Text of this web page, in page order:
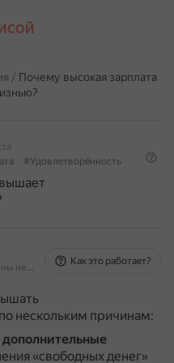
/ Почему высокая зарплата
#Удовлетворённость
На основе источников, возможны неточности
Как это работает?
нескольким причинам:
«свободных денег»